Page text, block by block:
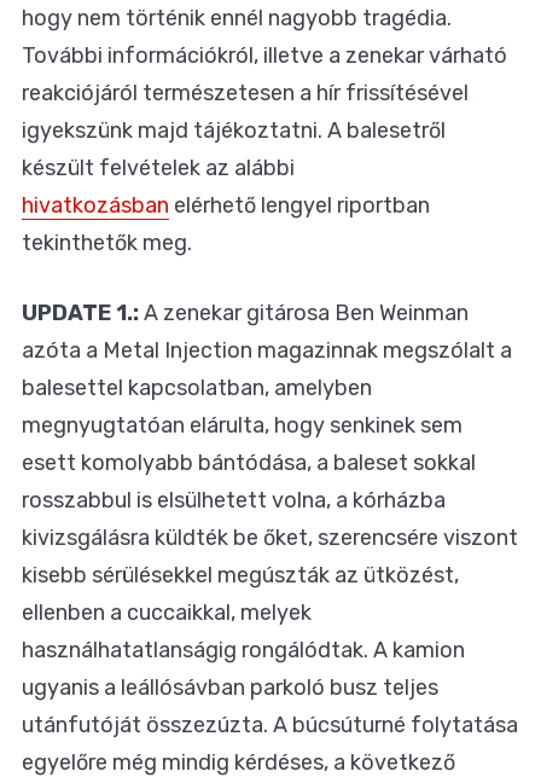
hogy nem történik ennél nagyobb tragédia.
További információkról, illetve a zenekar várható
reakciójáról természetesen a hír frissítésével
igyekszünk majd tájékoztatni. A balesetről
készült felvételek az alábbi
hivatkozásban elérhető lengyel riportban
tekinthetők meg.
UPDATE 1.:A zenekar gitárosa Ben Weinman
azóta a Metal Injection magazinnak megszólalt a
balesettel kapcsolatban, amelyben
megnyugtatóan elárulta, hogy senkinek sem
esett komolyabb bántódása, a baleset sokkal
rosszabbul is elsülhetett volna, a kórházba
kivizsgálásra küldték be őket, szerencsére viszont
kisebb sérülésekkel megúszták az ütközést,
ellenben a cuccaikkal, melyek
használhatatlanságig rongálódtak. A kamion
ugyanis a leállósávban parkoló busz teljes
utánfutóját összezúzta. A búcsúturné folytatása
egyelőre még mindig kérdéses, a következő